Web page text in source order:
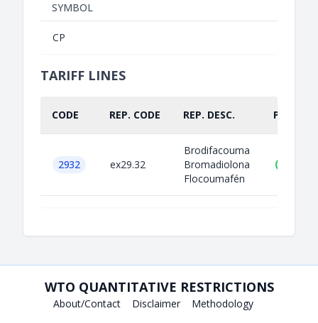
SYMBOL
CP
TARIFF LINES
CODE REP. CODE REP. DESC. PART.
2932 ex29.32
Brodifacouma
Bromadiolona
Flocoumafén
WTO QUANTITATIVE RESTRICTIONS
About/Contact Disclaimer Methodology